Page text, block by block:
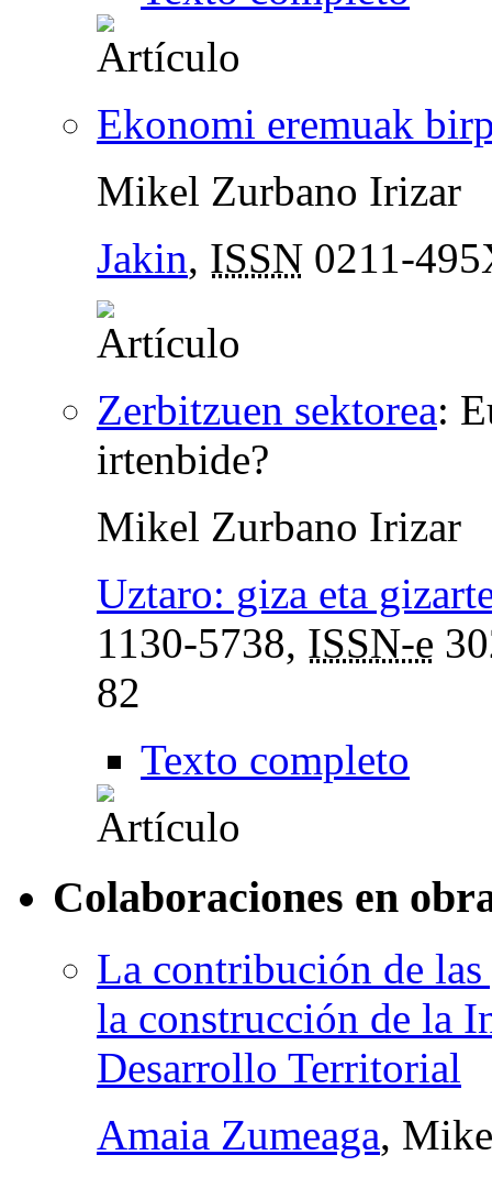
Ekonomi eremuak
Mikel Zurbano Irizar
Jakin, ISSN 0211-
Zerbitzuen sektorea:
irtenbide?
Mikel Zurbano Irizar
Uztaro: giza eta
1130-5738, ISSN-e
82
Texto completo
Colaboraciones en
La contribución de
la construcción de la
Desarrollo Territorial
Amaia Zumeaga,